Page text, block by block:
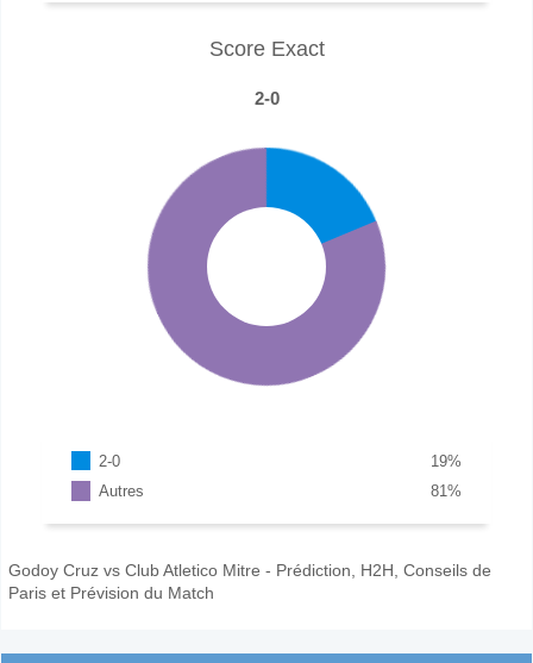
Score Exact
2-0
2-0 %
19
Autres
%
81
Godoy Cruz vs Club Atletico Mitre - Prédiction, H2H, Conseils de
Paris et Prévision du Match